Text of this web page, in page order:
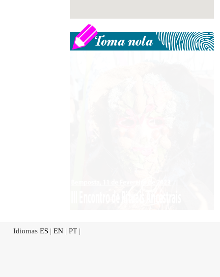
Idiomas ES | EN | PT |